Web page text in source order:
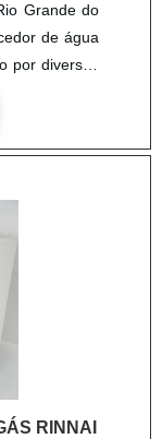
Grande do
de água
por diversos
para o
residência.
fornalha do
um tanque
RINNAI